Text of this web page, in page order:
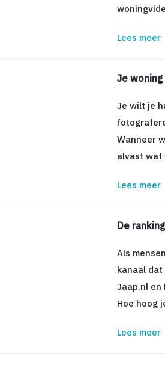
Lees meer
Je
Je wilt je
Wanneer
alvast wat
Lees meer
De
Als
kanaal
Jaap.nl en
Hoe hoog
Lees meer